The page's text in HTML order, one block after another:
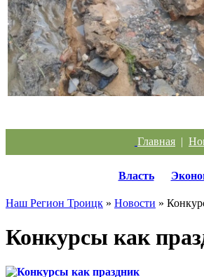
Главная |
Власть
Наш Регион Троицк » Новости »
Конкурсы как